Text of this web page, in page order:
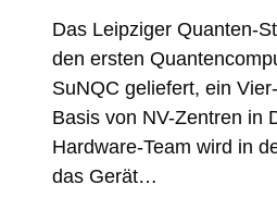
Das Leipziger Quanten-
den ersten
SuNQC geliefert, ein
Basis von NV-Zentren in
Hardware-Team wird in
das Gerät…